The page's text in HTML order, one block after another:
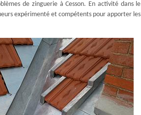
de zinguerie à Cesson. En activité dans le
expérimenté et compétents pour apporter les